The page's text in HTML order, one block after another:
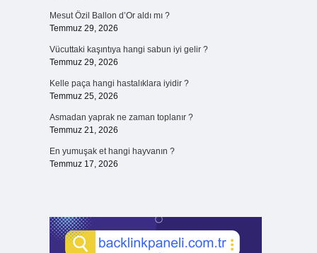
Mesut Özil Ballon d’Or aldı mı ?
Temmuz 29, 2026
Vücuttaki kaşıntıya hangi sabun iyi gelir ?
Temmuz 29, 2026
Kelle paça hangi hastalıklara iyidir ?
Temmuz 25, 2026
Asmadan yaprak ne zaman toplanır ?
Temmuz 21, 2026
En yumuşak et hangi hayvanın ?
Temmuz 17, 2026